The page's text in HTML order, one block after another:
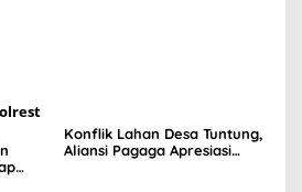
Konflik Lahan Desa Tuntung,
Aliansi Pagaga Apresiasi